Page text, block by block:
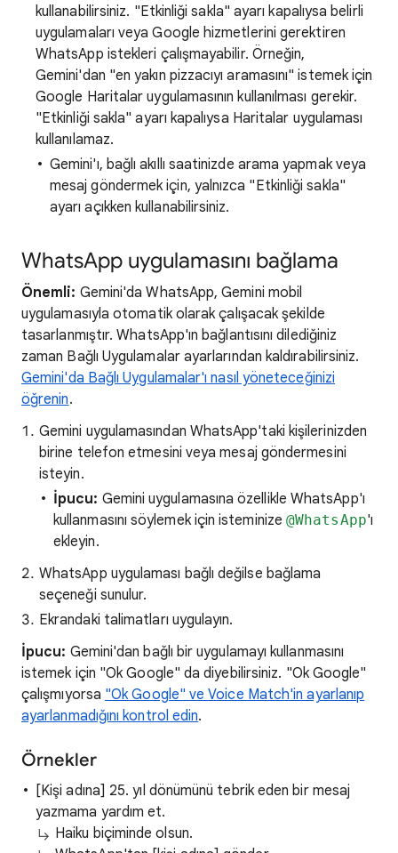
kullanabilirsiniz. "Etkinliği sakla" ayarı kapalıysa belirli
uygulamaları veya Google hizmetlerini gerektiren
WhatsApp istekleri çalışmayabilir. Örneğin,
Gemini'dan "en yakın pizzacıyı aramasını" istemek için
Google Haritalar uygulamasının kullanılması gerekir.
"Etkinliği sakla" ayarı kapalıysa Haritalar uygulaması
kullanılamaz.
Gemini'ı, bağlı akıllı saatinizde arama yapmak veya
mesaj göndermek için, yalnızca "Etkinliği sakla"
ayarı açıkken kullanabilirsiniz.
WhatsApp uygulamasını bağlama
Önemli: Gemini'da WhatsApp, Gemini mobil
uygulamasıyla otomatik olarak çalışacak şekilde
tasarlanmıştır. WhatsApp'ın bağlantısını dilediğiniz
zaman Bağlı Uygulamalar ayarlarından kaldırabilirsiniz.
Gemini'da Bağlı Uygulamalar'ı nasıl yöneteceğinizi
öğrenin.
Gemini uygulamasından WhatsApp'taki kişilerinizden
birine telefon etmesini veya mesaj göndermesini
isteyin.
İpucu: Gemini uygulamasına özellikle WhatsApp'ı
kullanmasını söylemek için isteminize@WhatsApp'ı
ekleyin.
WhatsApp uygulaması bağlı değilse bağlama
seçeneği sunulur.
Ekrandaki talimatları uygulayın.
İpucu: Gemini'dan bağlı bir uygulamayı kullanmasını
istemek için "Ok Google" da diyebilirsiniz. "Ok Google"
çalışmıyorsa "Ok Google" ve Voice Match'in ayarlanıp
ayarlanmadığını kontrol edin.
Örnekler
[Kişi adına] 25. yıl dönümünü tebrik eden bir mesaj
yazmama yardım et.
Haiku biçiminde olsun.